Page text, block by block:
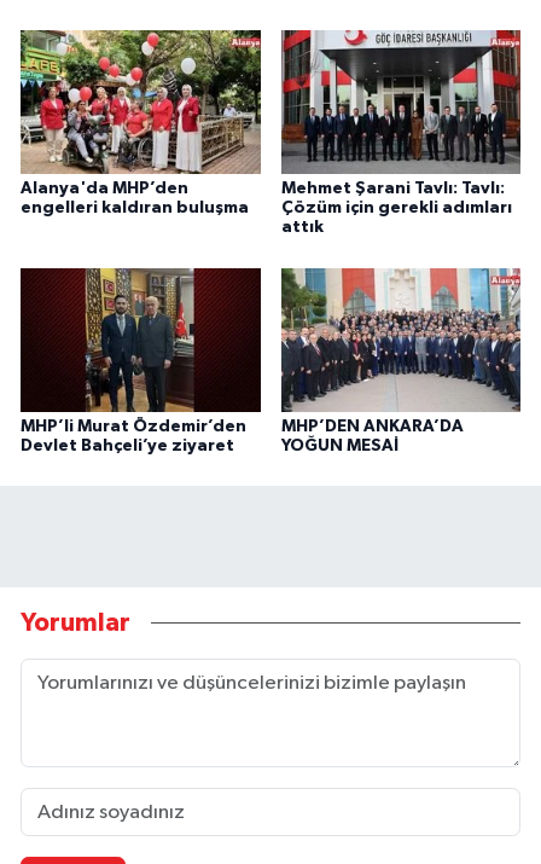
Alanya'da MHP’den
engelleri kaldıran buluşma
Mehmet Şarani Tavlı: Tavlı:
Çözüm için gerekli adımları
attık
MHP’li Murat Özdemir’den
Devlet Bahçeli’ye ziyaret
MHP’DEN ANKARA’DA
YOĞUN MESAİ
Yorumlar